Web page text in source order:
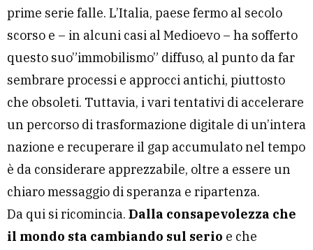
prime serie falle. L’Italia, paese fermo al secolo
scorso e – in alcuni casi al Medioevo – ha sofferto
questo suo”immobilismo” diffuso, al punto da far
sembrare processi e approcci antichi, piuttosto
che obsoleti. Tuttavia, i vari tentativi di accelerare
un percorso di trasformazione digitale di un’intera
nazione e recuperare il gap accumulato nel tempo
è da considerare apprezzabile, oltre a essere un
chiaro messaggio di speranza e ripartenza.
Da qui si ricomincia. Dalla consapevolezza che
il mondo sta cambiando sul serio e che